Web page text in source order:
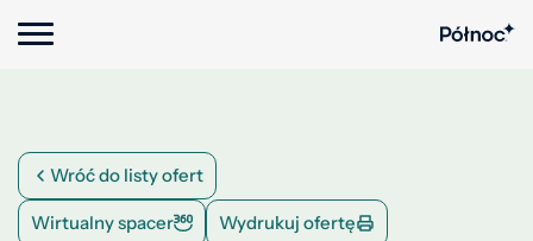
Wróć do listy ofert
Wirtualny spacer Wydrukuj ofertę